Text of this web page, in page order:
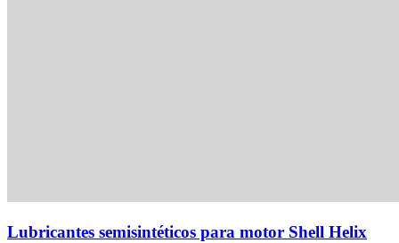
Lubricantes semisintéticos para motor Shell Helix